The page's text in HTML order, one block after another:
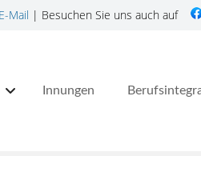
E-Mail | Besuchen Sie uns auch auf
Innungen